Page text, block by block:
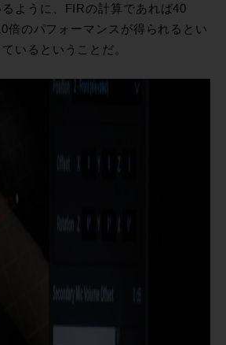
ように、FIRの計算であれば40
倍のパフォーマンスが得られるとい
いるということだ。